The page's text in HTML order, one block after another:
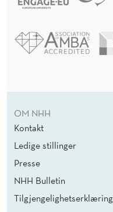
OM NHH
Kontakt
Ledige stillinger
Presse
NHH Bulletin
Tilgjengelighetserklæring